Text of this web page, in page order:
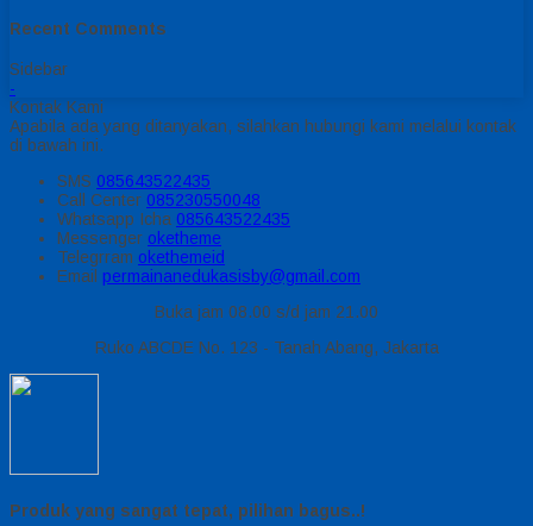
Recent Comments
Sidebar
-
Kontak Kami
Apabila ada yang ditanyakan, silahkan hubungi kami melalui kontak
di bawah ini.
SMS 085643522435
Call Center 085230550048
Whatsapp Icha 085643522435
Messenger oketheme
Telegrram okethemeid
Email permainanedukasisby@gmail.com
Buka jam 08.00 s/d jam 21.00
Ruko ABCDE No. 123 - Tanah Abang, Jakarta
Produk yang sangat tepat, pilihan bagus..!